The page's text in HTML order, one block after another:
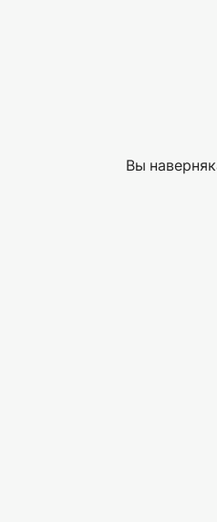
Вы